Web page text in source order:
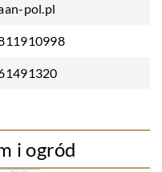
pol.pl
i ogród